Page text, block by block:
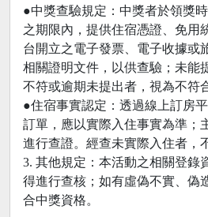
●中獎查驗規定：中獎者於領獎
之期限內，提供住宿憑證、免用
台開立之電子發票、電子收據或
相關證明文件，以供查驗；未能
不符或逾期未提出者，視為不符
●住宿事實認定：透過線上訂房
訂單，應以實際入住事實為準；
進行查證。經查未實際入住者，
3. 其他規定：本活動之相關登錄
得進行查核；如有虛偽不實、偽
合中獎資格。